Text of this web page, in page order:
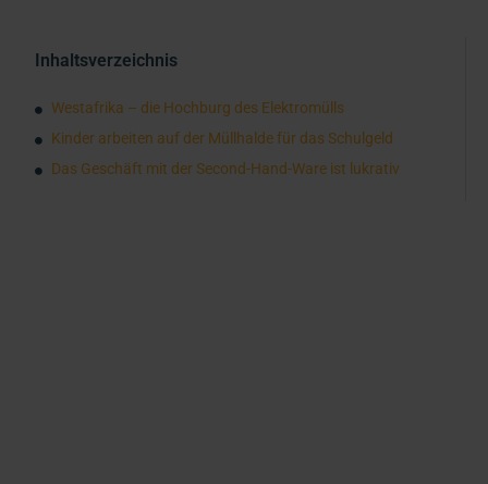
Inhaltsverzeichnis
Westafrika – die Hochburg des Elektromülls
Kinder arbeiten auf der Müllhalde für das Schulgeld
Das Geschäft mit der Second-Hand-Ware ist lukrativ